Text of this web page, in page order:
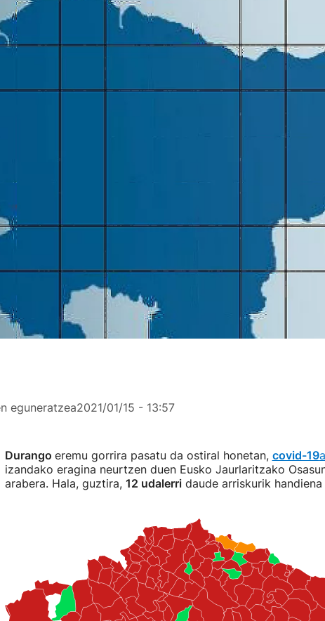
eguneratzea2021/01/15 - 13:57
Durango eremu gorrira pasatu da ostiral honetan, covid-19
izandako eragina neurtzen duen Eusko Jaurlaritzako
arabera. Hala, guztira, 12 udalerridaude arriskurik